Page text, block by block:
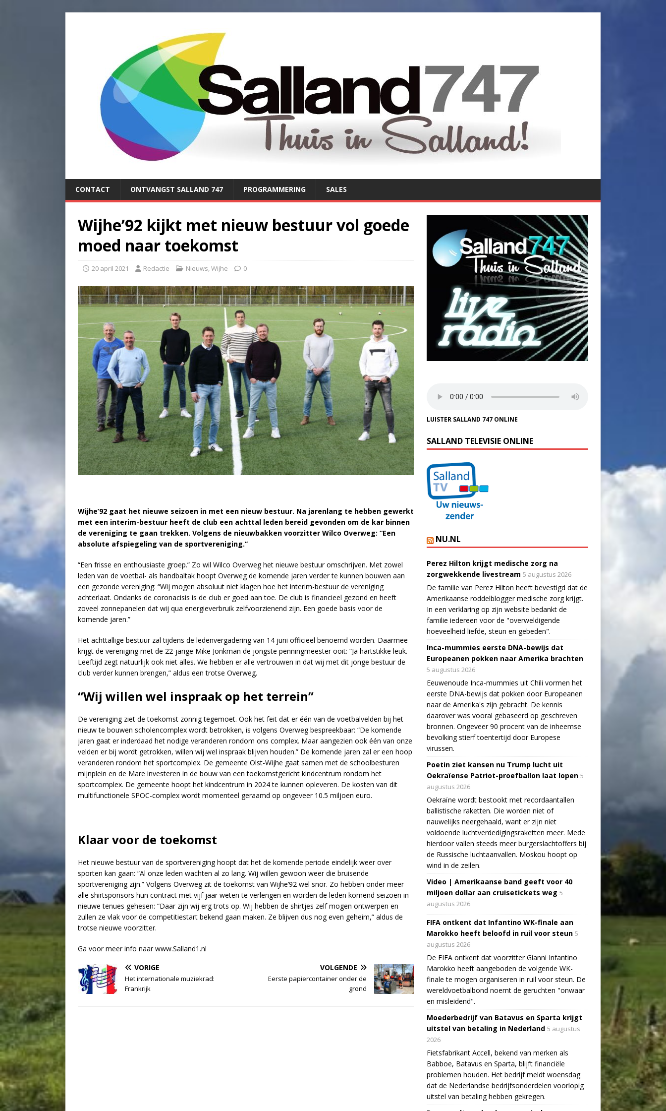
CONTACT ONTVANGST SALLAND 747 PROGRAMMERING SALES
Wijhe’92 kijkt met nieuw bestuur vol goede
moed naar toekomst
20 april 2021 Redactie Nieuws,Wijhe 0
Wijhe’92 gaat het nieuwe seizoen in met een nieuw bestuur. Na jarenlang te hebben gewerkt
met een interim-bestuur heeft de club een achttal leden bereid gevonden om de kar binnen
de vereniging te gaan trekken. Volgens de nieuwbakken voorzitter Wilco Overweg: “Een
absolute afspiegeling van de sportvereniging.”
“Een frisse en enthousiaste groep.” Zo wil Wilco Overweg het nieuwe bestuur omschrijven. Met zowel
leden van de voetbal- als handbaltak hoopt Overweg de komende jaren verder te kunnen bouwen aan
een gezonde vereniging: “Wij mogen absoluut niet klagen hoe het interim-bestuur de vereniging
achterlaat. Ondanks de coronacisis is de club er goed aan toe. De club is financieel gezond en heeft
zoveel zonnepanelen dat wij qua energieverbruik zelfvoorzienend zijn. Een goede basis voor de
komende jaren.”
Het achttallige bestuur zal tijdens de ledenvergadering van 14 juni officieel benoemd worden. Daarmee
krijgt de vereniging met de 22-jarige Mike Jonkman de jongste penningmeester ooit: “Ja hartstikke leuk.
Leeftijd zegt natuurlijk ook niet alles. We hebben er alle vertrouwen in dat wij met dit jonge bestuur de
club verder kunnen brengen,” aldus een trotse Overweg.
“Wij willen wel inspraak op het terrein”
De vereniging ziet de toekomst zonnig tegemoet. Ook het feit dat er één van de voetbalvelden bij het
nieuw te bouwen scholencomplex wordt betrokken, is volgens Overweg bespreekbaar: “De komende
jaren gaat er inderdaad het nodige veranderen rondom ons complex. Maar aangezien ook één van onze
velden er bij wordt getrokken, willen wij wel inspraak blijven houden.” De komende jaren zal er een hoop
veranderen rondom het sportcomplex. De gemeente Olst-Wijhe gaat samen met de schoolbesturen
mijnplein en de Mare investeren in de bouw van een toekomstgericht kindcentrum rondom het
sportcomplex. De gemeente hoopt het kindcentrum in 2024 te kunnen opleveren. De kosten van dit
multifunctionele SPOC-complex wordt momenteel geraamd op ongeveer 10.5 miljoen euro.
Klaar voor de toekomst
Het nieuwe bestuur van de sportvereniging hoopt dat het de komende periode eindelijk weer over
sporten kan gaan: “Al onze leden wachten al zo lang. Wij willen gewoon weer die bruisende
sportvereniging zijn.” Volgens Overweg zit de toekomst van Wijhe’92 wel snor. Zo hebben onder meer
alle shirtsponsors hun contract met vijf jaar weten te verlengen en worden de leden komend seizoen in
nieuwe tenues gehesen: “Daar zijn wij erg trots op. Wij hebben de shirtjes zelf mogen ontwerpen en
zullen ze vlak voor de competitiestart bekend gaan maken. Ze blijven dus nog even geheim,” aldus de
trotse nieuwe voorzitter.
Ga voor meer info naar www.Salland1.nl
VORIGE
Het internationale muziekrad:
Frankrijk
VOLGENDE
Eerste papiercontainer onder de
grond
LUISTER SALLAND 747 ONLINE
SALLAND TELEVISIE ONLINE
NU.NL
Perez Hilton krijgt medische zorg na
zorgwekkende livestream 5 augustus 2026
De familie van Perez Hilton heeft bevestigd dat de
Amerikaanse roddelblogger medische zorg krijgt.
In een verklaring op zijn website bedankt de
familie iedereen voor de "overweldigende
hoeveelheid liefde, steun en gebeden".
Inca-mummies eerste DNA-bewijs dat
Europeanen pokken naar Amerika brachten
5 augustus 2026
Eeuwenoude Inca-mummies uit Chili vormen het
eerste DNA-bewijs dat pokken door Europeanen
naar de Amerika's zijn gebracht. De kennis
daarover was vooral gebaseerd op geschreven
bronnen. Ongeveer 90 procent van de inheemse
bevolking stierf toentertijd door Europese
virussen.
Poetin ziet kansen nu Trump lucht uit
Oekraïense Patriot-proefballon laat lopen 5
augustus 2026
Oekraïne wordt bestookt met recordaantallen
ballistische raketten. Die worden niet of
nauwelijks neergehaald, want er zijn niet
voldoende luchtverdedigingsraketten meer. Mede
hierdoor vallen steeds meer burgerslachtoffers bij
de Russische luchtaanvallen. Moskou hoopt op
wind in de zeilen.
Video | Amerikaanse band geeft voor 40
miljoen dollar aan cruisetickets weg 5
augustus 2026
FIFA ontkent dat Infantino WK-finale aan
Marokko heeft beloofd in ruil voor steun 5
augustus 2026
De FIFA ontkent dat voorzitter Gianni Infantino
Marokko heeft aangeboden de volgende WK-
finale te mogen organiseren in ruil voor steun. De
wereldvoetbalbond noemt de geruchten "onwaar
en misleidend".
Moederbedrijf van Batavus en Sparta krijgt
uitstel van betaling in Nederland 5 augustus
2026
Fietsfabrikant Accell, bekend van merken als
Babboe, Batavus en Sparta, blijft financiële
problemen houden. Het bedrijf meldt woensdag
dat de Nederlandse bedrijfsonderdelen voorlopig
uitstel van betaling hebben gekregen.